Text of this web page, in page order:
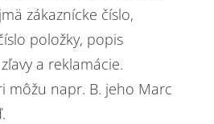
zákaznícke číslo,
položky, popis
a reklamácie.
môžu napr. B. jeho Marc